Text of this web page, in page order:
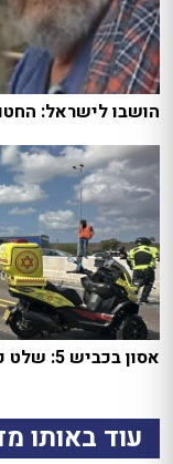
הושבו לישראל:
אסון בכביש 5: שלט כבד נפל ממשאית והרג שניים, 8 נפצעו
עוד באותו